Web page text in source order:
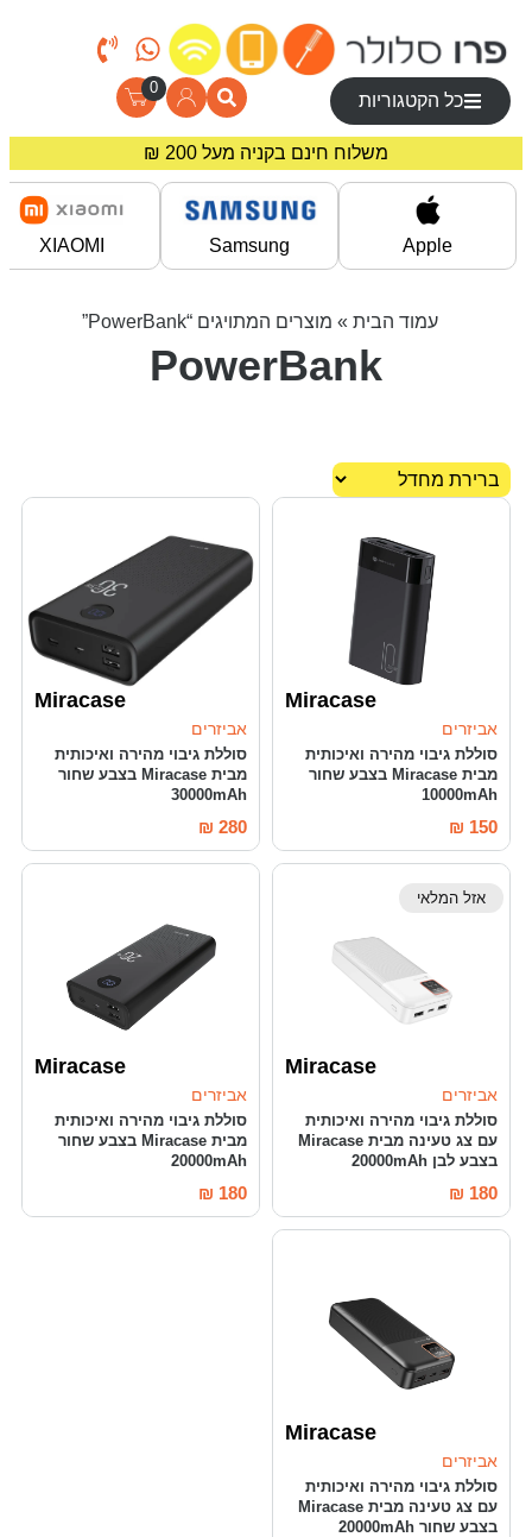
כל הקטגוריות
0
משלוח חינם בקניה מעל 200 ₪
מחירים מיוחדים לרוכשים באתר!
Apple
Samsung
XIAOMI
עמוד הבית » מוצרים המתויגים “PowerBank”
PowerBank
Miracase
אביזרים
סוללת גיבוי מהירה ואיכותית
מבית Miracase בצבע שחור
10000mAh
₪ 150
Miracase
אביזרים
סוללת גיבוי מהירה ואיכותית
מבית Miracase בצבע שחור
30000mAh
₪ 280
Miracase
אזל המלאי
אביזרים
סוללת גיבוי מהירה ואיכותית
עם צג טעינה מבית Miracase
בצבע לבן 20000mAh
₪ 180
Miracase
אביזרים
סוללת גיבוי מהירה ואיכותית
מבית Miracase בצבע שחור
20000mAh
₪ 180
Miracase
אביזרים
סוללת גיבוי מהירה ואיכותית
עם צג טעינה מבית Miracase
בצבע שחור 20000mAh